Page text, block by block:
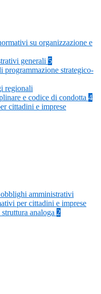
su organizzazione e
generali 5
programmazione strategico-
regionali
e codice di condotta 4
cittadini e imprese
amministrativi
per cittadini e imprese
analoga 2